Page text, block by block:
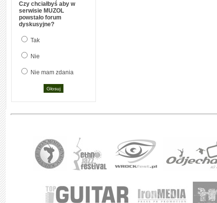
Czy chciałbyś aby w
serwisie MUZOL
powstało forum
dyskusyjne?
Tak
Nie
Nie mam zdania